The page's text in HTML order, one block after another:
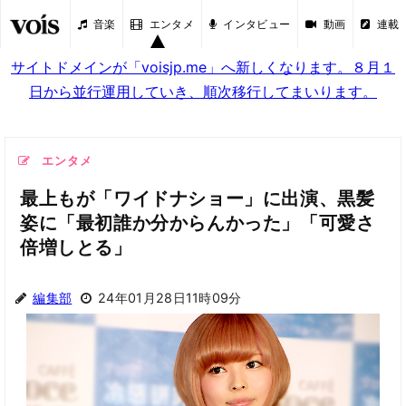
音楽 エンタメ インタビュー 動画 連載
サイトドメインが「voisjp.me」へ新しくなります。８月１
日から並行運用していき、順次移行してまいります。
エンタメ
最上もが「ワイドナショー」に出演、黒髪
姿に「最初誰か分からんかった」「可愛さ
倍増しとる」
編集部 24年01月28日11時09分